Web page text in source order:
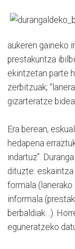
aukeren gaineko
prestakuntza
ekintzetan parte
zerbitzuak;
gizarteratze
Era berean,
hedapena
indartuz”.
dituzte:
formala
informala
berbaldiak…).
eguneratzeko